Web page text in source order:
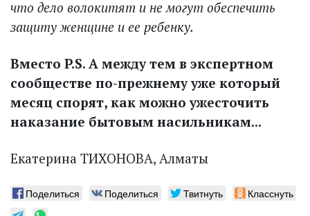
что дело волокитят и не могут обеспечить
защиту женщине и ее ребенку.
Вместо P.S. А между тем в экспертном
сообществе по-прежнему уже который
месяц спорят, как можно ужесточить
наказание бытовым насильникам...
Екатерина ТИХОНОВА, Алматы
Поделиться Поделиться Твитнуть Класснуть